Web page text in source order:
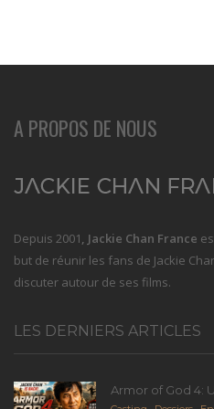
A PROPOS DE NOUS
Depuis 2001, Jackie Chan France
but de réunir les fans de Jackie
discuter autour de ses films.
LES DERNIERS ARTICLES
Armor of God 4: